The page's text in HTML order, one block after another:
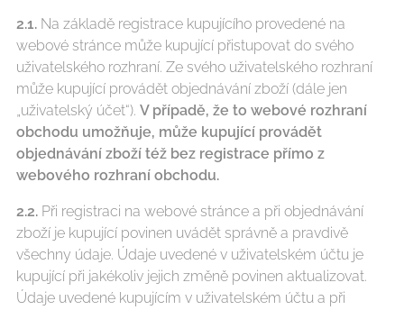
2.1. Na základě registrace kupujícího provedené na
webové stránce může kupující přistupovat do svého
uživatelského rozhraní. Ze svého uživatelského rozhraní
může kupující provádět objednávání zboží (dále jen
„uživatelský účet“). V případě, že to webové rozhraní
obchodu umožňuje, může kupující provádět
objednávání zboží též bez registrace přímo z
webového rozhraní obchodu.
2.2. Při registraci na webové stránce a při objednávání
zboží je kupující povinen uvádět správně a pravdivě
všechny údaje. Údaje uvedené v uživatelském účtu je
kupující při jakékoliv jejich změně povinen aktualizovat.
Údaje uvedené kupujícím v uživatelském účtu a při